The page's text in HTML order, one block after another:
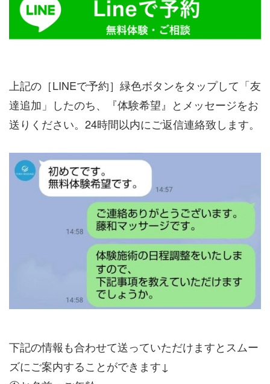
上記の［LINEで予約］緑色ボタンをタップして「友
達追加」したのち、『体験希望』とメッセージをお
送りください。24時間以内にご返信連絡致します。
下記の情報も合わせて送っていただけますとスムー
ズにご案内することができます↓